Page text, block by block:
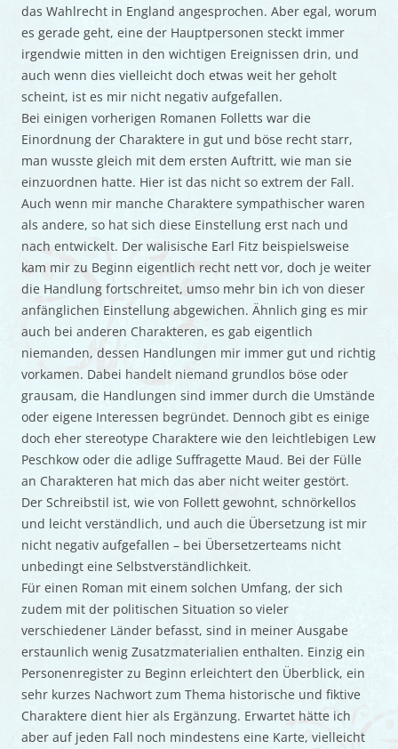
das Wahlrecht in England angesprochen. Aber egal, worum
es gerade geht, eine der Hauptpersonen steckt immer
irgendwie mitten in den wichtigen Ereignissen drin, und
auch wenn dies vielleicht doch etwas weit her geholt
scheint, ist es mir nicht negativ aufgefallen.
Bei einigen vorherigen Romanen Folletts war die
Einordnung der Charaktere in gut und böse recht starr,
man wusste gleich mit dem ersten Auftritt, wie man sie
einzuordnen hatte. Hier ist das nicht so extrem der Fall.
Auch wenn mir manche Charaktere sympathischer waren
als andere, so hat sich diese Einstellung erst nach und
nach entwickelt. Der walisische Earl Fitz beispielsweise
kam mir zu Beginn eigentlich recht nett vor, doch je weiter
die Handlung fortschreitet, umso mehr bin ich von dieser
anfänglichen Einstellung abgewichen. Ähnlich ging es mir
auch bei anderen Charakteren, es gab eigentlich
niemanden, dessen Handlungen mir immer gut und richtig
vorkamen. Dabei handelt niemand grundlos böse oder
grausam, die Handlungen sind immer durch die Umstände
oder eigene Interessen begründet. Dennoch gibt es einige
doch eher stereotype Charaktere wie den leichtlebigen Lew
Peschkow oder die adlige Suffragette Maud. Bei der Fülle
an Charakteren hat mich das aber nicht weiter gestört.
Der Schreibstil ist, wie von Follett gewohnt, schnörkellos
und leicht verständlich, und auch die Übersetzung ist mir
nicht negativ aufgefallen – bei Übersetzerteams nicht
unbedingt eine Selbstverständlichkeit.
Für einen Roman mit einem solchen Umfang, der sich
zudem mit der politischen Situation so vieler
verschiedener Länder befasst, sind in meiner Ausgabe
erstaunlich wenig Zusatzmaterialien enthalten. Einzig ein
Personenregister zu Beginn erleichtert den Überblick, ein
sehr kurzes Nachwort zum Thema historische und fiktive
Charaktere dient hier als Ergänzung. Erwartet hätte ich
aber auf jeden Fall noch mindestens eine Karte, vielleicht